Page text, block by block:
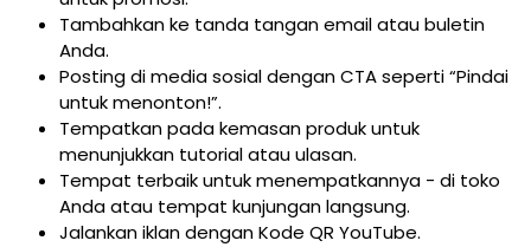
Tambahkan ke tanda tangan email atau buletin
Anda.
Posting di media sosial dengan CTA seperti “Pindai
untuk menonton!”.
Tempatkan pada kemasan produk untuk
menunjukkan tutorial atau ulasan.
Tempat terbaik untuk menempatkannya - di toko
Anda atau tempat kunjungan langsung.
Jalankan iklan dengan Kode QR YouTube.